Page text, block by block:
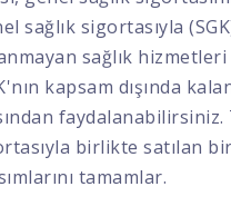
sağlık sigortasıyla
sağlık hizmetleri
kapsam dışında
faydalanabilirsiniz.
birlikte satılan
tamamlar.